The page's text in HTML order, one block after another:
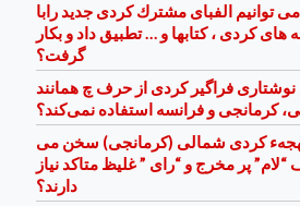
توانيم الفبای مشترك كردی جديد رابا
كردی ، كتابها و … تطبيق داد و بكار
گرفت؟
فراگیر کردی از حرف چ همانند
کرمانجی و فرانسه استفاده نمی‌کند؟
کردی شمالی (کرمانجی) سخن می
“لام” پر مخرج و “رای ” غلیظ متاکد نیاز
دارند؟